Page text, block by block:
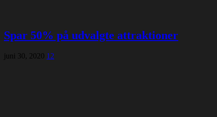
Spar 50% på udvalgte attraktioner
juni 30, 2020 12